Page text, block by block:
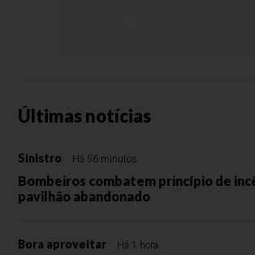
Últimas notícias
Sinistro Há 56 minutos
Bombeiros combatem princípio de
pavilhão abandonado
Bora aproveitar Há 1 hora